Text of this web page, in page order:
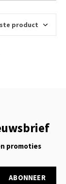
promoties
ABONNEER